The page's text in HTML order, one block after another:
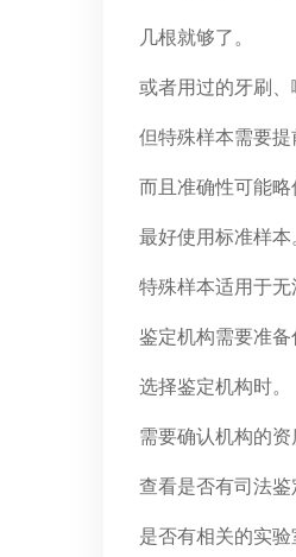
几根就够了。
或者用过的牙刷、
但特殊样本需要提
而且准确性可能略
最好使用标准样本
特殊样本适用于无
鉴定机构需要准备
选择鉴定机构时。
需要确认机构的资
查看是否有司法鉴
是否有相关的实验